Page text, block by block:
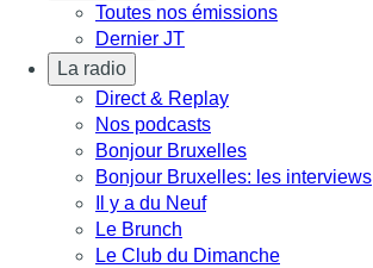
Toutes nos émissions
Dernier JT
La radio
Direct & Replay
Nos podcasts
Bonjour Bruxelles
Bonjour Bruxelles: les interviews
Il y a du Neuf
Le Brunch
Le Club du Dimanche